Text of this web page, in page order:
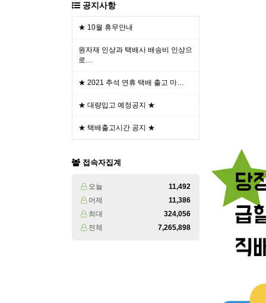
공지사항
★ 10월 휴무안내
원자재 인상과 택배사 배송비 인상으
로…
★ 2021 추석 연휴 택배 출고 마…
★ 대량입고 예정공지 ★
★ 택배출고시간 공지 ★
접속자집계
오늘
11,492
어제
11,386
최대
324,056
전체
7,265,898